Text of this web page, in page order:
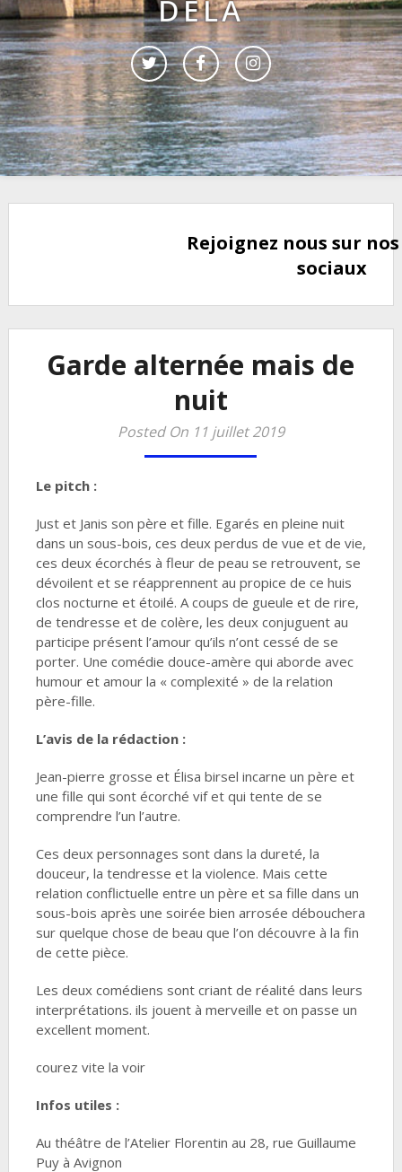
DELÀ
Rejoignez nous sur
sociaux
Garde alternée mais de
nuit
Posted On 11 juillet 2019
Le pitch :
Just et Janis son père et fille. Egarés en pleine nuit
dans un sous-bois, ces deux perdus de vue et de vie,
ces deux écorchés à fleur de peau se retrouvent, se
dévoilent et se réapprennent au propice de ce huis
clos nocturne et étoilé. A coups de gueule et de rire,
de tendresse et de colère, les deux conjuguent au
participe présent l’amour qu’ils n’ont cessé de se
porter. Une comédie douce-amère qui aborde avec
humour et amour la « complexité » de la relation
père-fille.
L’avis de la rédaction :
Jean-pierre grosse et Élisa birsel incarne un père et
une fille qui sont écorché vif et qui tente de se
comprendre l’un l’autre.
Ces deux personnages sont dans la dureté, la
douceur, la tendresse et la violence. Mais cette
relation conflictuelle entre un père et sa fille dans un
sous-bois après une soirée bien arrosée débouchera
sur quelque chose de beau que l’on découvre à la fin
de cette pièce.
Les deux comédiens sont criant de réalité dans leurs
interprétations. ils jouent à merveille et on passe un
excellent moment.
courez vite la voir
Infos utiles :
Au théâtre de l’Atelier Florentin au 28, rue Guillaume
Puy à Avignon